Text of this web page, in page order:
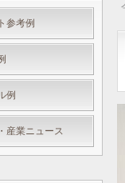
参考例
例
産業ニュース